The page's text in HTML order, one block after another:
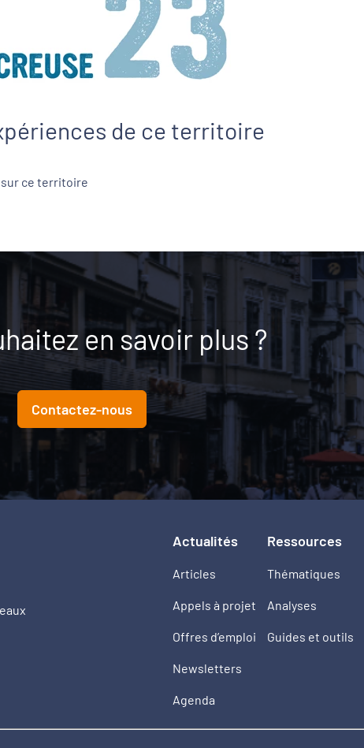
de ce territoire
ce territoire
en savoir plus ?
Contactez-nous
Actualités
Articles
Appels à projet
Offres d’emploi
Newsletters
Agenda
Ressources
Thématiques
Analyses
Guides et outils